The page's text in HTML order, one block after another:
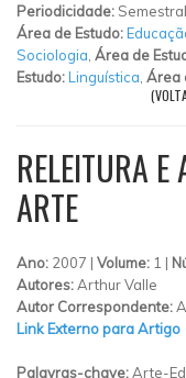
Periodicidade: Semestral
Área de Estudo:
Sociologia Área de
Estudo:Linguística Área
RELEITURA
ARTE
Ano: 2007 | Volume: 1 |
Autores:Arthur Valle
Autor Correspondente:
Link Externo para Artigo
Palavras-chave:Arte-